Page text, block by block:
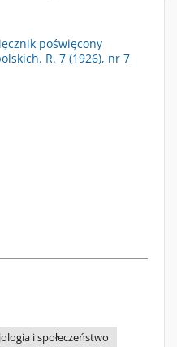
poświęcony
R. 7 (1926), nr 7
i społeczeństwo